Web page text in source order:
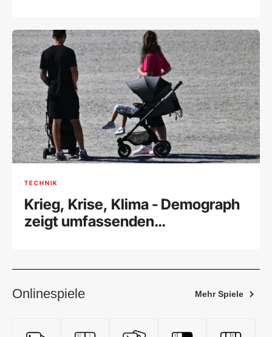
TECHNIK
Krieg, Krise, Klima - Demograph
zeigt umfassenden
Onlinespiele Mehr Spiele